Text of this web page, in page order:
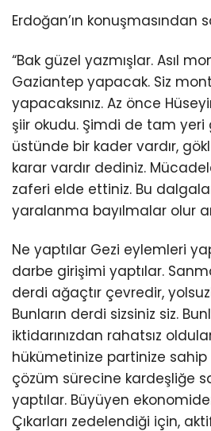
Erdoğan’ın konuşmasından
“Bak güzel yazmışlar. Asıl
Gaziantep yapacak. Siz
yapacaksınız. Az önce
şiir okudu. Şimdi de tam yeri
üstünde bir kader vardır,
karar vardır dediniz.
zaferi elde ettiniz. Bu
yaralanma bayılmalar olur
Ne yaptılar Gezi eylemleri
darbe girişimi yaptılar.
derdi ağaçtır çevredir,
Bunların derdi sizsiniz siz.
iktidarınızdan rahatsız
hükümetinize partinize sahip
çözüm sürecine kardeşliğe
yaptılar. Büyüyen
Çıkarları zedelendiği için,